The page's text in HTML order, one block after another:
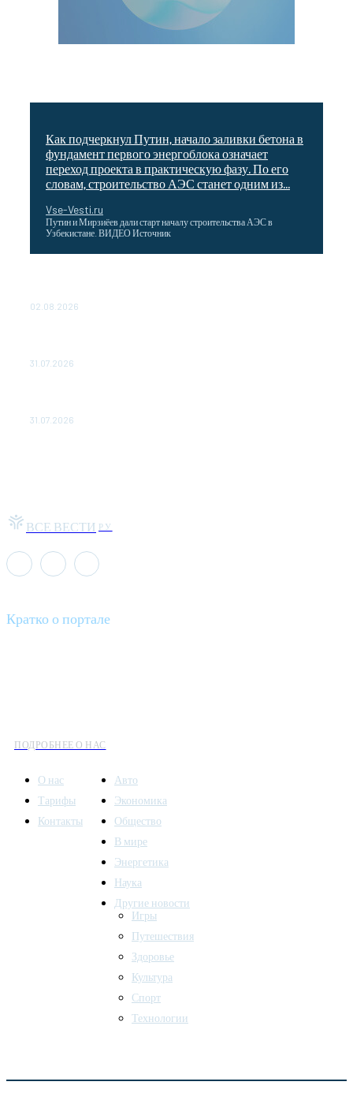
Как подчеркнул Путин, начало заливки бетона в
фундамент первого энергоблока означает
переход проекта в практическую фазу. По его
словам, строительство АЭС станет одним из...
Vse-Vesti.ru
Путин и Мирзиёев дали старт началу строительства АЭС в
Узбекистане. ВИДЕО Источник
02.08.2026
31.07.2026
31.07.2026
ВСЕ ВЕСТИ РУ
Кратко о портале
ПОДРОБНЕЕ О НАС
О нас
Тарифы
Контакты
Авто
Экономика
Общество
В мире
Энергетика
Наука
Другие новости
Игры
Путешествия
Здоровье
Культура
Спорт
Технологии